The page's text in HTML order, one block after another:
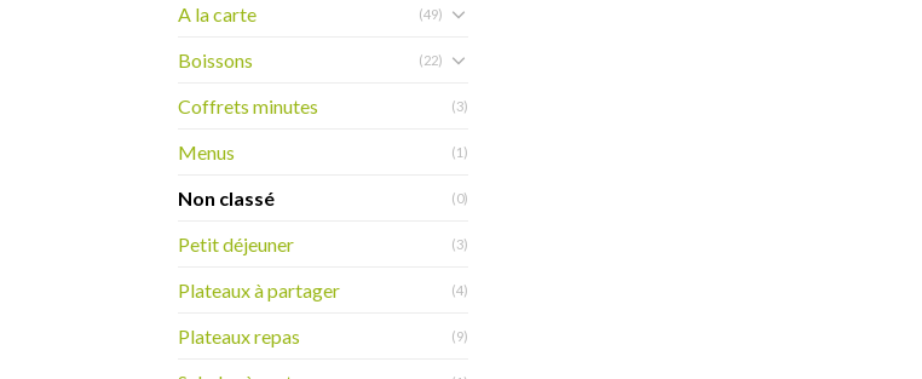
A la carte (49)
Boissons (22)
Coffrets minutes (3)
Menus (1)
Non classé (0)
Petit déjeuner (3)
Plateaux à partager (4)
Plateaux repas (9)